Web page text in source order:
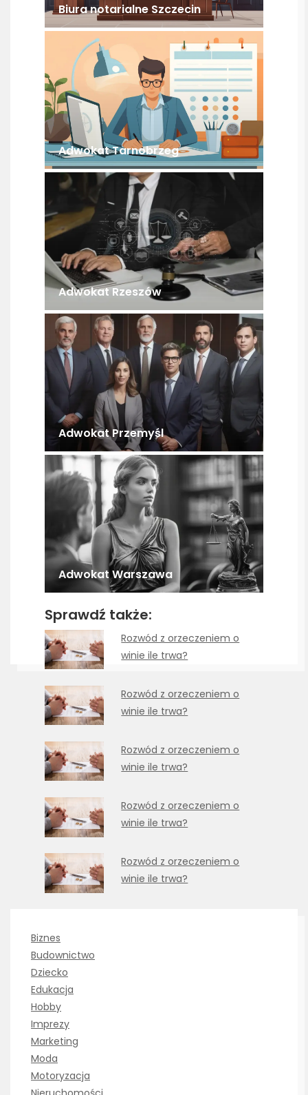
Biura notarialne Szczecin
Adwokat Tarnobrzeg
Adwokat Rzeszów
Adwokat Przemyśl
Adwokat Warszawa
Sprawdź także:
Rozwód z orzeczeniem o
winie ile trwa?
Rozwód z orzeczeniem o
winie ile trwa?
Rozwód z orzeczeniem o
winie ile trwa?
Rozwód z orzeczeniem o
winie ile trwa?
Rozwód z orzeczeniem o
winie ile trwa?
Biznes
Budownictwo
Dziecko
Edukacja
Hobby
Imprezy
Marketing
Moda
Motoryzacja